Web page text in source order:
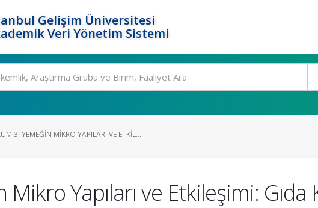
Gelişim Üniversitesi
Veri Yönetim Sistemi
3: YEMEĞIN MIKRO YAPILARI VE ETKIL...
Yapıları ve Etkileşimi: Gıda